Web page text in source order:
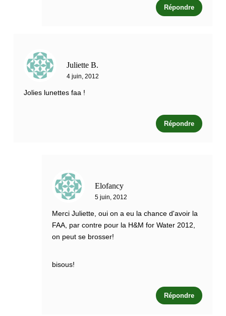
Répondre
Juliette B.
4 juin, 2012
Jolies lunettes faa !
Répondre
Elofancy
5 juin, 2012
Merci Juliette, oui on a eu la chance d'avoir la
FAA, par contre pour la H&M for Water 2012,
on peut se brosser!
bisous!
Répondre